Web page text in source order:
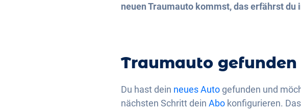
neuen Traumauto kommst, das erfährst du
Traumauto gefunden
Du hast dein neues Auto gefunden und
nächsten Schritt dein Abo konfigurieren.